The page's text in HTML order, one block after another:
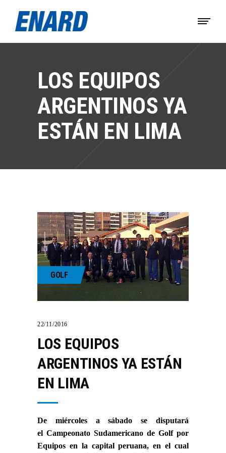
LOS EQUIPOS
ARGENTINOS YA
ESTÁN EN LIMA
GOLF
22/11/2016
LOS EQUIPOS
ARGENTINOS YA ESTÁN
EN LIMA
De miércoles a sábado se disputará
el Campeonato Sudamericano de Golf por
Equipos en la capital peruana, en el cual